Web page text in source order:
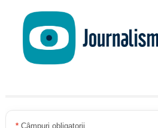
*Câmpuri obligatorii